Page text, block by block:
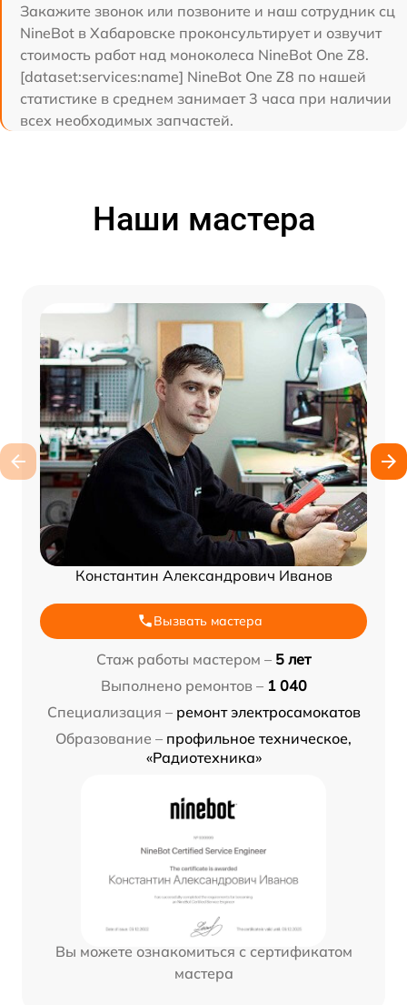
Закажите звонок или позвоните и наш сотрудник сц
NineBot в Хабаровске проконсультирует и озвучит
стоимость работ над моноколеса NineBot One Z8.
[dataset:services:name] NineBot One Z8 по нашей
статистике в среднем занимает 3 часа при наличии
всех необходимых запчастей.
Наши мастера
Константин Александрович Иванов
Вызвать мастера
Стаж работы мастером – 5 лет
Выполнено ремонтов – 1 040
Специализация – ремонт электросамокатов
Образование – профильное техническое,
«Радиотехника»
Вы можете ознакомиться с сертификатом
мастера